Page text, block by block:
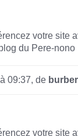
votre site
du Pere-nono
09:37, de
votre site